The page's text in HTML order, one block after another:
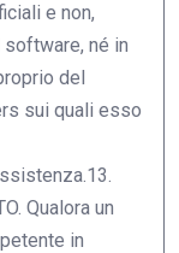
e non,
né in
del
sui quali esso
Qualora un
in